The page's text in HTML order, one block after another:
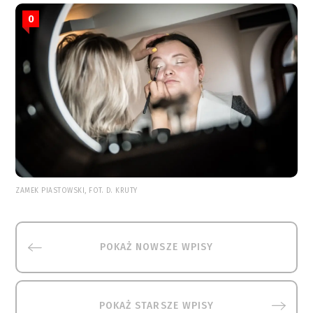
0
ZAMEK PIASTOWSKI, FOT. D. KRUTY
POKAŻ NOWSZE WPISY
POKAŻ STARSZE WPISY